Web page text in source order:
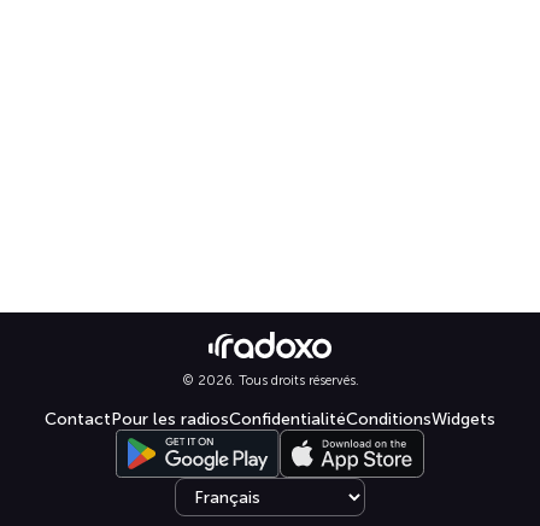
© 2026. Tous droits réservés.
ContactPour les radiosConfidentialitéConditionsWidgets
Select language